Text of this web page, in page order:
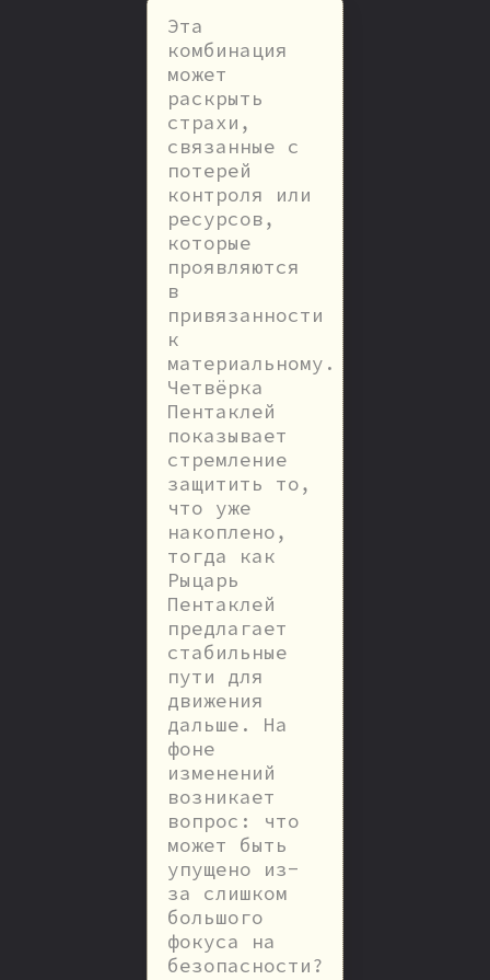
Эта
комбинация
может
раскрыть
страхи,
связанные с
потерей
контроля или
ресурсов,
которые
проявляются
в
привязанности
к
материальному.
Четвёрка
Пентаклей
показывает
стремление
защитить то,
что уже
накоплено,
тогда как
Рыцарь
Пентаклей
предлагает
стабильные
пути для
движения
дальше. На
фоне
изменений
возникает
вопрос: что
может быть
упущено из-
за слишком
большого
фокуса на
безопасности?